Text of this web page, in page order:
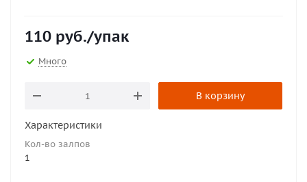
110 руб./упак
Много
В корзину
Характеристики
Кол-во залпов
1